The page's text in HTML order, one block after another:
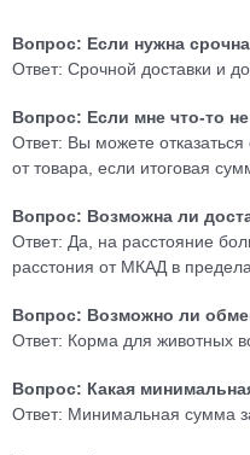
Вопрос: Если нужна
Ответ: Срочной доставки и
Вопрос: Если мне что-то не
Ответ: Вы можете
от товара, если итоговая
Вопрос: Возможна ли
Ответ: Да, на расстояние
расстония от МКАД в
Вопрос: Возможно ли
Ответ: Корма для животных
Вопрос: Какая
Ответ: Минимальная сумма